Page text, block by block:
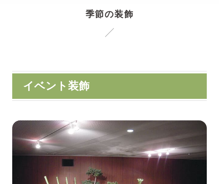
季節の装飾
イベント装飾